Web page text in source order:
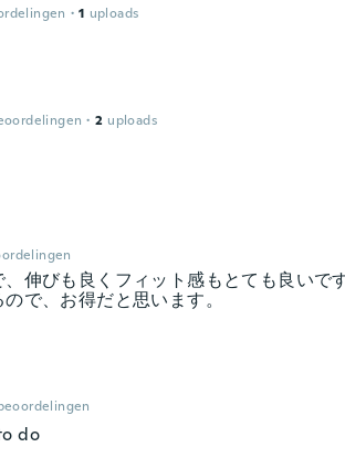
· 1 uploads
· 2 uploads
伸びも良くフィット感もとても良いで
で、お得だと思います。
do